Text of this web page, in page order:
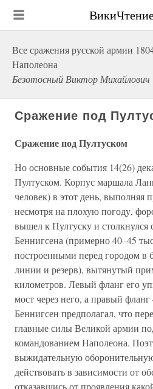
Все сражения русской армии
Наполеона
Безотосный Виктор Михайлович
Сражение под
Сражение под Пултуском
Но основные события 14(26)
Пултуском. Корпус маршала
человек) в этот день, выполняя
несмотря на плохую погоду,
вышел к Пултуску и
Беннигсена (примерно 40–45
построенными перед городом в
линии и резерв), вытянутый
километров. Левый фланг его
мост через него, а правый
Беннигсен предполагал, что
главные силы Великой армии
командованием Наполеона.
выжидательную
действовать в зависимости от
отказавшись от проявления